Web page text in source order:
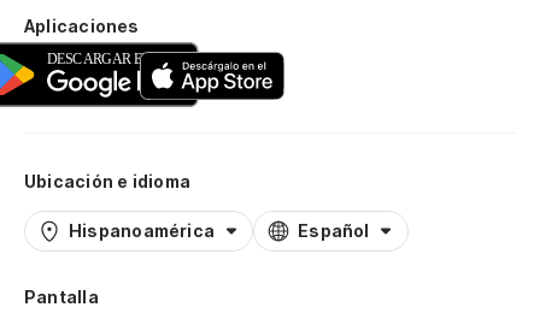
Aplicaciones
Ubicación e idioma
Hispanoamérica Español
Pantalla